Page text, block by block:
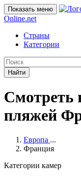
Показать меню
Online.net
Страны
Категории
Найти
Смотреть
пляжей
Европа ...
Франция
Категории камер